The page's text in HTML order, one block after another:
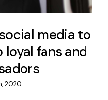
media to
fans and
2020